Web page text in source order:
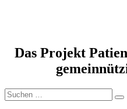
Das Projekt
Suchen
nach: